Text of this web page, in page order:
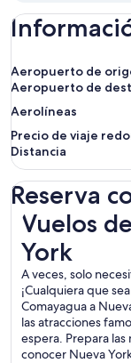
Aeropuerto de
Aeropuerto de
Aerolíneas
Precio de viaje
Distancia
Reserva
Vuelos
York
A veces, solo
¡Cualquiera que
Comayagua a
las atracciones
espera. Prepara
conocer Nueva
Vuelos de